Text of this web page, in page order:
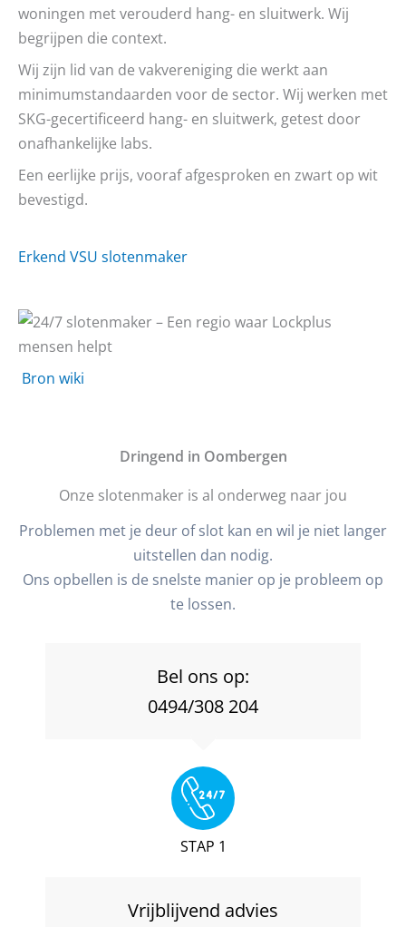
woningen met verouderd hang- en sluitwerk. Wij
begrijpen die context.
Wij zijn lid van de vakvereniging die werkt aan
minimumstandaarden voor de sector. Wij werken met
SKG-gecertificeerd hang- en sluitwerk, getest door
onafhankelijke labs.
Een eerlijke prijs, vooraf afgesproken en zwart op wit
bevestigd.
Erkend VSU slotenmaker
Bron wiki
Dringend in Oombergen
Onze slotenmaker is al onderweg naar jou
Problemen met je deur of slot kan en wil je niet langer
uitstellen dan nodig.
Ons opbellen is de snelste manier op je probleem op
te lossen.
Bel ons op:
0494/308 204
STAP 1
Vrijblijvend advies